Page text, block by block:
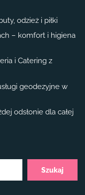
odzież i piłki
– komfort i higiena
i Catering z
geodezyjne w
odsłonie dla całej
Szukaj